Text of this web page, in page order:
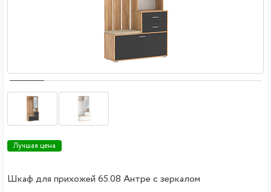
Лучшая цена
Шкаф для прихожей 65.08 Антре с зеркалом